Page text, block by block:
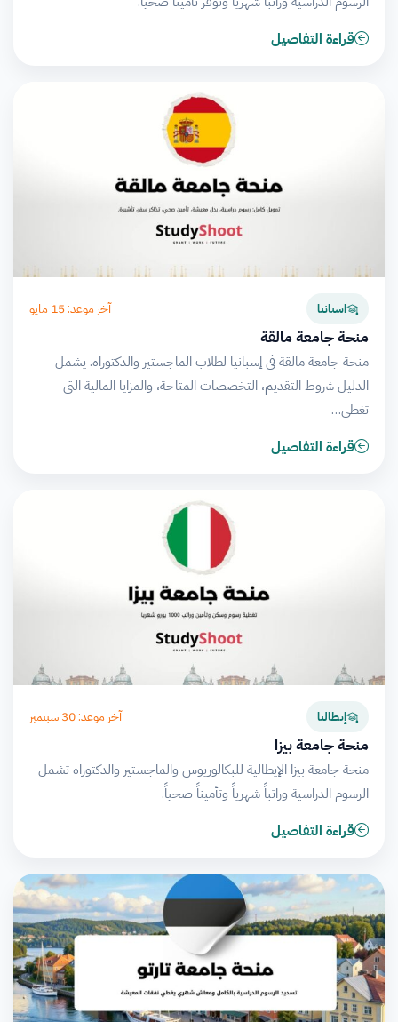
قراءة التفاصيل
اسبانيا آخر موعد: 15 مايو
منحة جامعة مالقة
منحة جامعة مالقة في إسبانيا لطلاب الماجستير والدكتوراه. يشمل
الدليل شروط التقديم، التخصصات المتاحة، والمزايا المالية التي
تغطي…
قراءة التفاصيل
إيطاليا آخر موعد: 30 سبتمبر
منحة جامعة بيزا
منحة جامعة بيزا الإيطالية للبكالوريوس والماجستير والدكتوراه تشمل
الرسوم الدراسية وراتباً شهرياً وتأميناً صحياً.
قراءة التفاصيل